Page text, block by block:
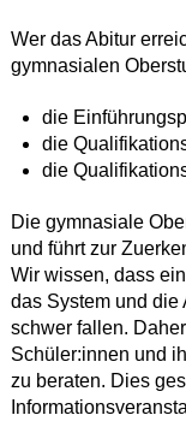
Wer das Abitur
gymnasialen
die
die
die
Die gymnasiale
und führt zur
Wir wissen, dass
das System und die
schwer fallen.
Schüler:innen und
zu beraten. Dies